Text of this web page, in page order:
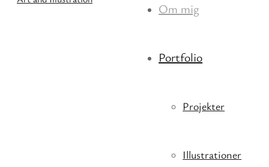
Om mig
Portfolio
Projekter
Illustrationer